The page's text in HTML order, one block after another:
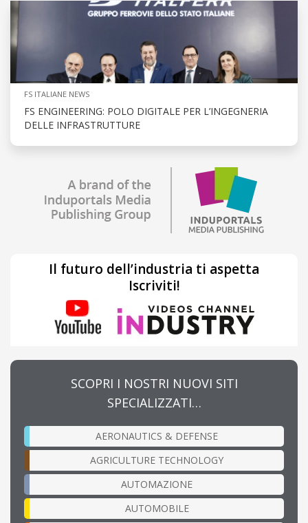
FS ITALIANE NEWS
FS ENGINEERING: POLO DIGITALE PER L’INGEGNERIA
DELLE INFRASTRUTTURE
Il futuro dell’industria ti aspetta
Iscriviti!
SCOPRI I NOSTRI NUOVI SITI
SPECIALIZZATI…
AERONAUTICS & DEFENSE
AGRICULTURE TECHNOLOGY
AUTOMAZIONE
AUTOMOBILE